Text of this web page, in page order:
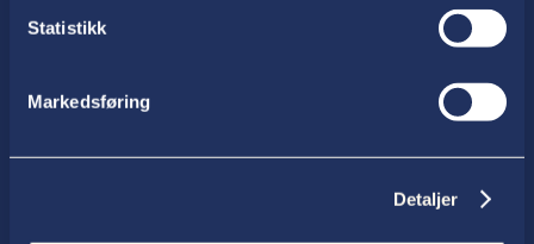
Statistikk
Markedsføring
Detaljer
